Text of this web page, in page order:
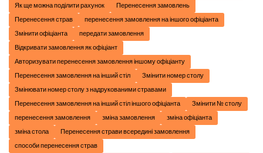
Як ще можна поділити рахунок
Перенесення замовлень
Перенесення страв
перенесення замовлення на іншого офіціанта
Змінити офіціанта
передати замовлення
Відкривати замовлення як офіціант
Авторизувати перенесення замовлення іншому офіціанту
Перенесення замовлення на інший стіл
Змінити номер столу
Змінювати номер столу з надрукованими стравами
Перенесення замовлення на інший стіл іншого офіціанта
Змінити № столу
перенесення замовлення
зміна замовлення
зміна офіціанта
зміна стола
Перенесення страви всередині замовлення
способи перенесення страв